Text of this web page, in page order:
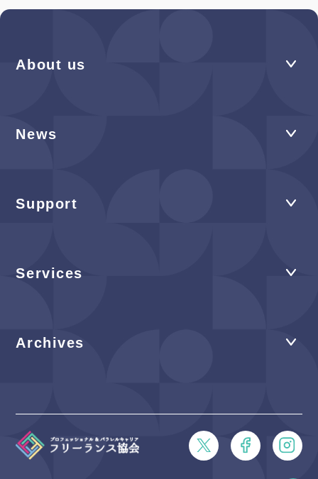
About us
News
Support
Services
Archives